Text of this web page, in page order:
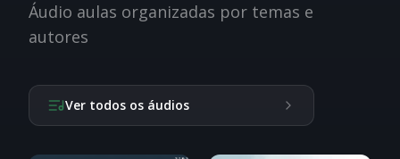
Áudio aulas organizadas por temas e
autores
Ver todos os áudios